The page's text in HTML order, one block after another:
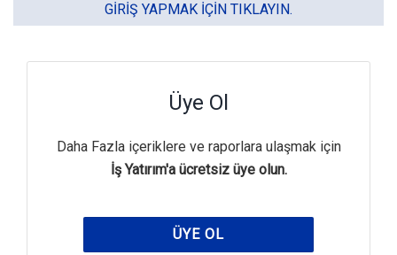
GIRIŞ YAPMAK IÇIN TIKLAYIN.
Üye Ol
Daha Fazla içeriklere ve raporlara ulaşmak için
İş Yatırım'a ücretsiz üye olun.
ÜYE OL